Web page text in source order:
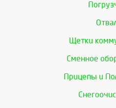
Щетки
Сменное
Прицепы и